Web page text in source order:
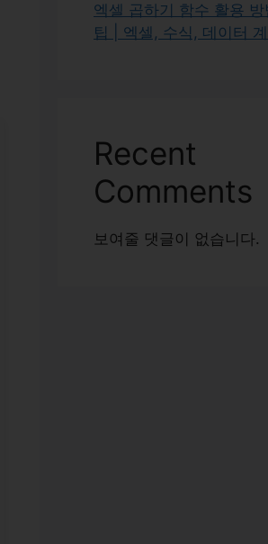
엑셀 곱하기 함수 활용
팁 | 엑셀, 수식, 데이터
Recent
Comments
보여줄 댓글이 없습니다.